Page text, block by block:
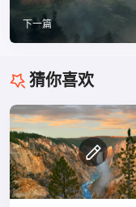
下一篇
猜你喜欢